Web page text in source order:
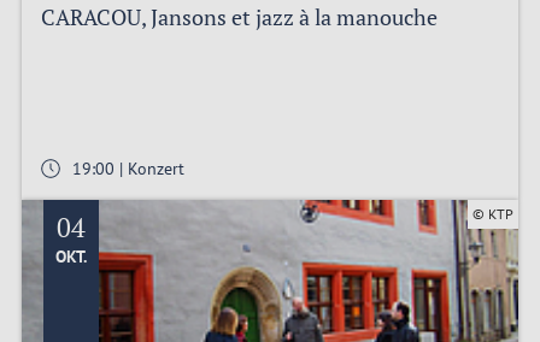
CARACOU, Jansons et jazz à la manouche
19:00 | Konzert
04
OKT.
© KTP